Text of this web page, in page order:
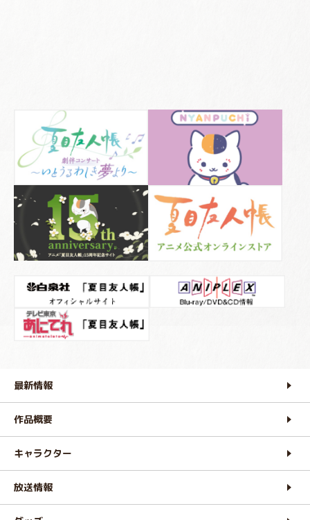
最新情報
作品概要
キャラクター
放送情報